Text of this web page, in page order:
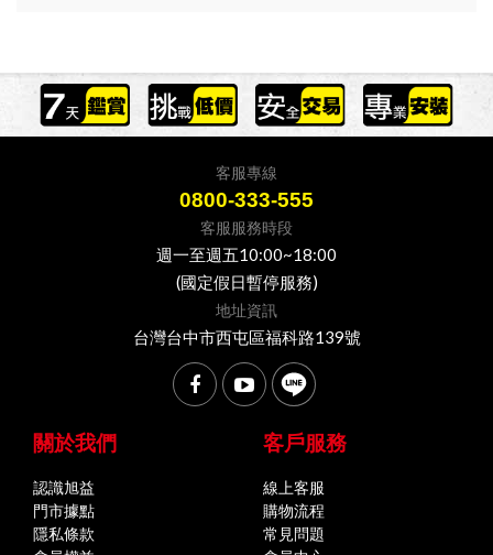
客服專線
0800-333-555
客服服務時段
週一至週五10:00~18:00
(國定假日暫停服務)
地址資訊
台灣台中市西屯區福科路139號
關於我們
認識旭益
門市據點
隱私條款
客戶服務
線上客服
購物流程
常見問題